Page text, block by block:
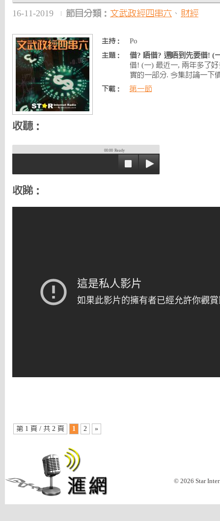
16-11-2019 節目分類： 文武政經四串六 、 財經
主持： Po
主題：
借? 唔借? 還唔到先要借! (
借! (一) 最近一, 兩年多了
實的一部分. 今集討論一下
下載： 第一節
收聽：
00:00 Ready
收睇：
第 1 頁 / 共 2 頁 1 2 »
© 2026 Star